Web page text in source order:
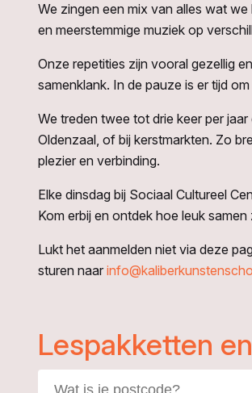
We zingen een mix van alles wat
en meerstemmige muziek op
Onze repetities zijn vooral gezellig
samenklank. In de pauze is er tijd
We treden twee tot drie keer per
Oldenzaal, of bij kerstmarkten. Zo
plezier en verbinding.
Elke dinsdag bij Sociaal Cultureel
Kom erbij en ontdek hoe leuk
Lukt het aanmelden niet via deze
sturen naar
Lespakketten